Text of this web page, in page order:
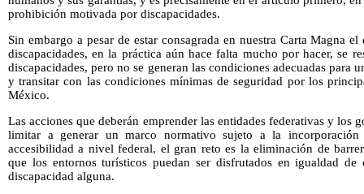
prohibición motivada por discapacidades.
Sin embargo a pesar de estar consagrada en nuestra Carta Magna
discapacidades, en la práctica aún hace falta mucho por hacer, se
discapacidades, pero no se generan las condiciones adecuadas para
y transitar con las condiciones mínimas de seguridad por los
México.
Las acciones que deberán emprender las entidades federativas y los
limitar a generar un marco normativo sujeto a la
accesibilidad a nivel federal, el gran reto es la eliminación de
que los entornos turísticos puedan ser disfrutados en igualdad
discapacidad alguna.